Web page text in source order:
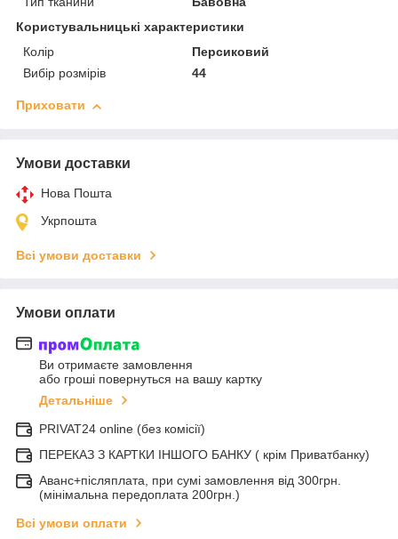
Користувальницькі характеристики
Колір
Персиковий
Вибір розмірів
44
Приховати
Умови доставки
Нова Пошта
Укрпошта
Всі умови доставки
Умови оплати
Ви отримаєте замовлення
або гроші повернуться на вашу картку
Детальніше
PRIVAT24 online (без комісії)
ПЕРЕКАЗ З КАРТКИ ІНШОГО БАНКУ ( крім Приватбанку)
Аванс+післяплата, при сумі замовлення від 300грн.
(мінімальна передоплата 200грн.)
Всі умови оплати